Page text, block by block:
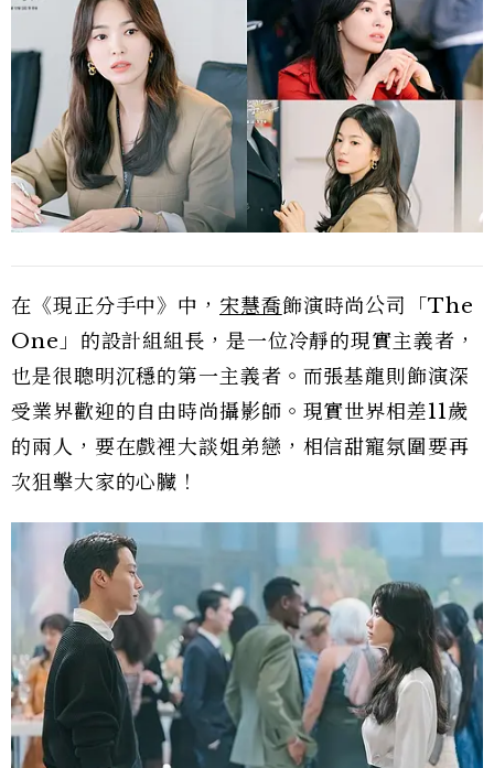
在《現正分手中》中， 宋慧喬飾演時尚公司「The
One」的設計組組長，是一位冷靜的現實主義者，
也是很聰明沉穩的第一主義者。而張基龍則飾演深
受業界歡迎的自由時尚攝影師。現實世界相差11歲
的兩人，要在戲裡大談姐弟戀，相信甜寵氛圍要再
次狙擊大家的心臟！